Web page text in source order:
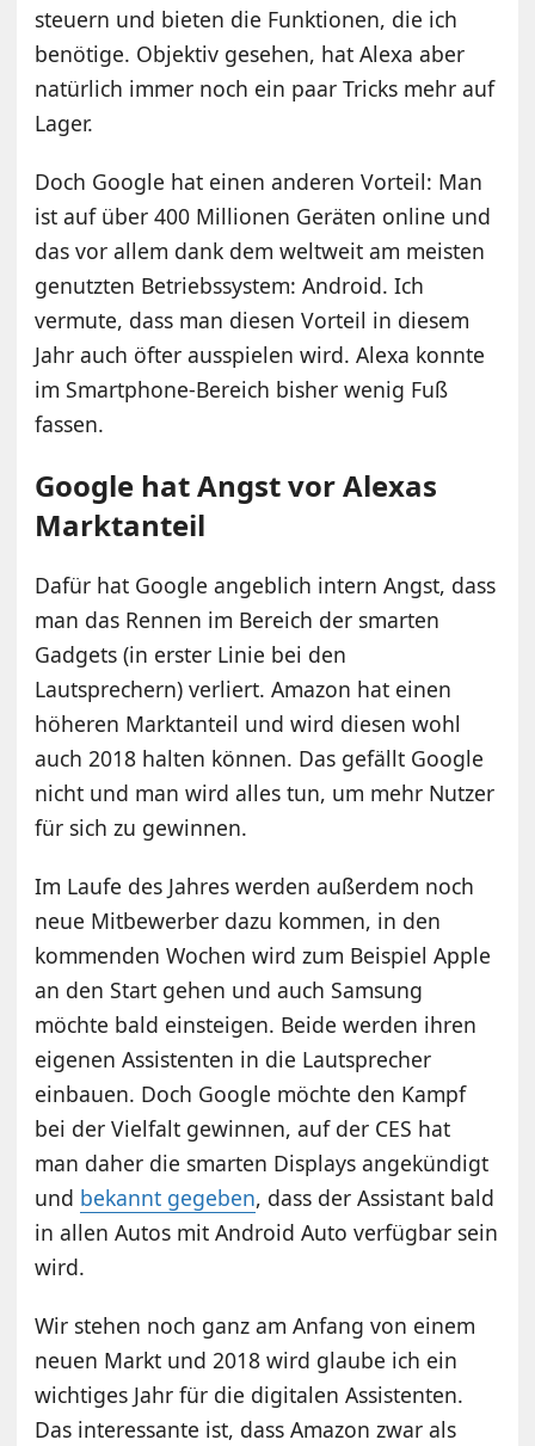
steuern und bieten die Funktionen, die ich
benötige. Objektiv gesehen, hat Alexa aber
natürlich immer noch ein paar Tricks mehr auf
Lager.
Doch Google hat einen anderen Vorteil: Man
ist auf über 400 Millionen Geräten online und
das vor allem dank dem weltweit am meisten
genutzten Betriebssystem: Android. Ich
vermute, dass man diesen Vorteil in diesem
Jahr auch öfter ausspielen wird. Alexa konnte
im Smartphone-Bereich bisher wenig Fuß
fassen.
Google hat Angst vor Alexas
Marktanteil
Dafür hat Google angeblich intern Angst, dass
man das Rennen im Bereich der smarten
Gadgets (in erster Linie bei den
Lautsprechern) verliert. Amazon hat einen
höheren Marktanteil und wird diesen wohl
auch 2018 halten können. Das gefällt Google
nicht und man wird alles tun, um mehr Nutzer
für sich zu gewinnen.
Im Laufe des Jahres werden außerdem noch
neue Mitbewerber dazu kommen, in den
kommenden Wochen wird zum Beispiel Apple
an den Start gehen und auch Samsung
möchte bald einsteigen. Beide werden ihren
eigenen Assistenten in die Lautsprecher
einbauen. Doch Google möchte den Kampf
bei der Vielfalt gewinnen, auf der CES hat
man daher die smarten Displays angekündigt
und bekannt gegeben, dass der Assistant bald
in allen Autos mit Android Auto verfügbar sein
wird.
Wir stehen noch ganz am Anfang von einem
neuen Markt und 2018 wird glaube ich ein
wichtiges Jahr für die digitalen Assistenten.
Das interessante ist, dass Amazon zwar als